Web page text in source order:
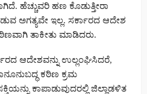
ಹೆಚ್ಚುವರಿ ಹಣ ಕೊಡುತ್ತೀರಾ
ಅಗತ್ಯವೇ ಇಲ್ಲ. ಸರ್ಕಾರದ ಆದೇಶ
ತಾಕೀತು ಮಾಡಿದರು.
ಆದೇಶವನ್ನು ಉಲ್ಲಂಘಿಸಿದರೆ,
ಕಠಿಣ ಕ್ರಮ
ಕಾಪಾಡುವುದರಲ್ಲಿ ಜಿಲ್ಲಾಡಳಿತ